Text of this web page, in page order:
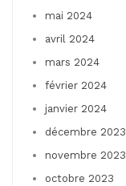
mai 2024
avril 2024
mars 2024
février 2024
janvier 2024
décembre 2023
novembre 2023
octobre 2023